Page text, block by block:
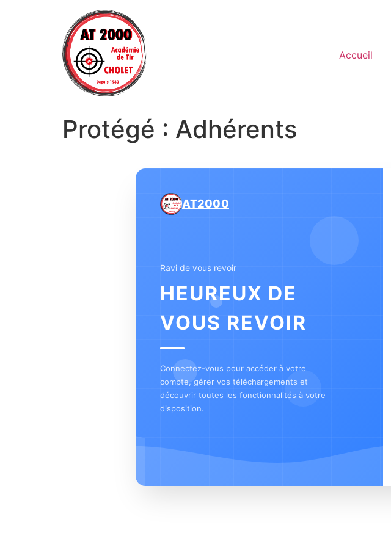
Accueil
Protégé : Adhérents
AT2000
Ravi de vous revoir
HEUREUX DE
VOUS REVOIR
Connectez-vous pour accéder à votre
compte, gérer vos téléchargements et
découvrir toutes les fonctionnalités à votre
disposition.